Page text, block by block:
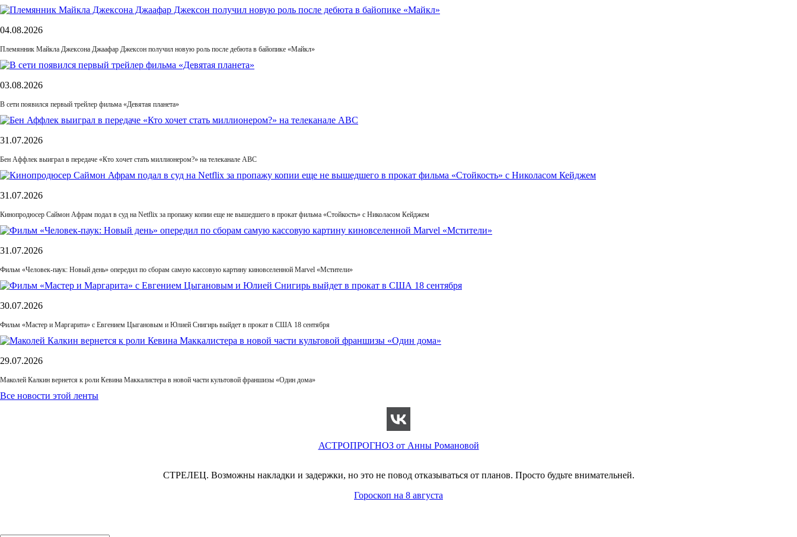
04.08.2026
Племянник Майкла Джексона Джаафар Джексон получил новую роль после дебюта в байопике «Майкл»
03.08.2026
В сети появился первый трейлер фильма «Девятая планета»
31.07.2026
Бен Аффлек выиграл в передаче «Кто хочет стать миллионером?» на телеканале ABC
31.07.2026
Кинопродюсер Саймон Афрам подал в суд на Netflix за пропажу копии еще не вышедшего в прокат фильма «Стойкость» с Николасом Кейджем
31.07.2026
Фильм «Человек-паук: Новый день» опередил по сборам самую кассовую картину киновселенной Marvel «Мстители»
30.07.2026
Фильм «Мастер и Маргарита» с Евгением Цыгановым и Юлией Снигирь выйдет в прокат в США 18 сентября
29.07.2026
Маколей Калкин вернется к роли Кевина Маккалистера в новой части культовой франшизы «Один дома»
Все новости этой ленты
АСТРОПРОГНОЗ от Анны Романовой
СТРЕЛЕЦ. Возможны накладки и задержки, но это не повод отказываться от планов. Просто будьте внимательней.
Гороскоп на 8 августа